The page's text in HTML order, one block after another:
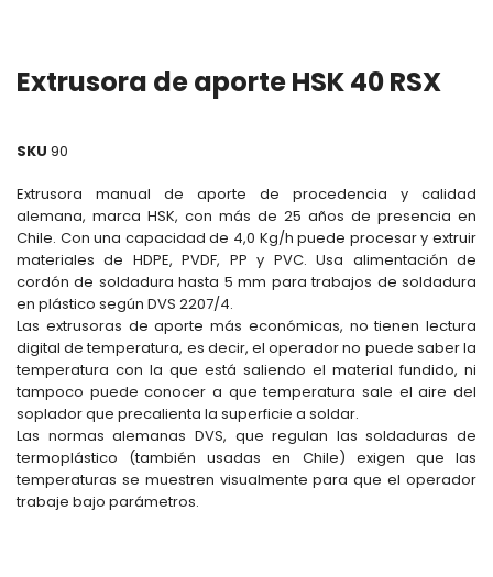
Extrusora de aporte HSK 40 RSX
SKU 90
Extrusora manual de aporte de procedencia y calidad
alemana, marca HSK, con más de 25 años de presencia en
Chile. Con una capacidad de 4,0 Kg/h puede procesar y extruir
materiales de HDPE, PVDF, PP y PVC. Usa alimentación de
cordón de soldadura hasta 5 mm para trabajos de soldadura
en plástico según DVS 2207/4.
Las extrusoras de aporte más económicas, no tienen lectura
digital de temperatura, es decir, el operador no puede saber la
temperatura con la que está saliendo el material fundido, ni
tampoco puede conocer a que temperatura sale el aire del
soplador que precalienta la superficie a soldar.
Las normas alemanas DVS, que regulan las soldaduras de
termoplástico (también usadas en Chile) exigen que las
temperaturas se muestren visualmente para que el operador
trabaje bajo parámetros.